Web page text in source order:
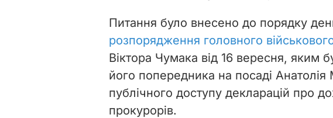
o
Питання було внесено до порядку
розпорядження головного
Віктора Чумака від 16 вересня, яким
його попередника на посаді
публічного доступу декларацій про
прокурорів.